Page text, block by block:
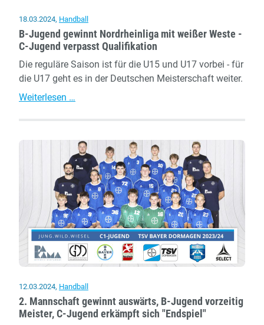
18.03.2024, Handball
B-Jugend gewinnt Nordrheinliga mit weißer Weste -
C-Jugend verpasst Qualifikation
Die reguläre Saison ist für die U15 und U17 vorbei - für
die U17 geht es in der Deutschen Meisterschaft weiter.
Weiterlesen …
Nordrheinliga
mit
weißer
Weste
-
C-
Jugend
verpasst
Qualifikation
12.03.2024, Handball
2. Mannschaft gewinnt auswärts, B-Jugend vorzeitig
Meister, C-Jugend erkämpft sich "Endspiel"